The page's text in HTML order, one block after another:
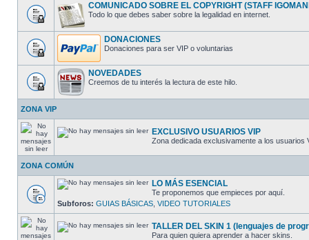
COMUNICADO SOBRE EL COPYRIGHT (STAFF
Todo lo que debes saber sobre la legalidad en internet.
DONACIONES
Donaciones para ser VIP o voluntarias
NOVEDADES
Creemos de tu interés la lectura de este hilo.
ZONA VIP
EXCLUSIVO USUARIOS VIP
Zona dedicada exclusivamente a los usuarios
ZONA COMÚN
LO MÁS ESENCIAL
Te proponemos que empieces por aquí.
Subforos: GUIAS BÁSICAS VIDEO TUTORIALES
TALLER DEL SKIN 1 (lenguajes de
Para quien quiera aprender a hacer skins.